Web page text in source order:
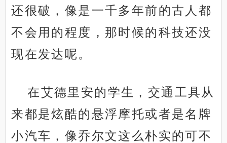
还很破，像是一千多年前的古人都
不会用的程度，那时候的科技还没
现在发达呢。
在艾德里安的学生，交通工具从
来都是炫酷的悬浮摩托或者是名牌
小汽车，像乔尔文这么朴实的可不